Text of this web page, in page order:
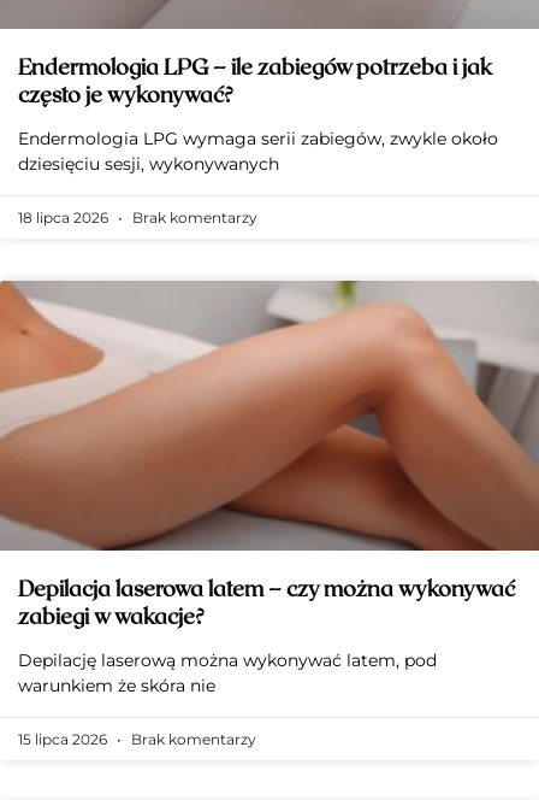
Endermologia LPG – ile zabiegów potrzeba i jak
często je wykonywać?
Endermologia LPG wymaga serii zabiegów, zwykle około
dziesięciu sesji, wykonywanych
18 lipca 2026 Brak komentarzy
Depilacja laserowa latem – czy można wykonywać
zabiegi w wakacje?
Depilację laserową można wykonywać latem, pod
warunkiem że skóra nie
15 lipca 2026 Brak komentarzy